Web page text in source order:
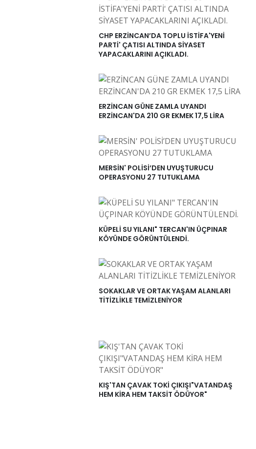
CHP ERZİNCAN’DA TOPLU İSTİFA'YENİ
PARTİ' ÇATISI ALTINDA SİYASET
YAPACAKLARINI AÇIKLADI.
ERZİNCAN GÜNE ZAMLA UYANDI
ERZİNCAN'DA 210 GR EKMEK 17,5 LİRA
MERSİN' POLİSİ’DEN UYUŞTURUCU
OPERASYONU 27 TUTUKLAMA
KÜPELİ SU YILANI" TERCAN'IN ÜÇPINAR
KÖYÜNDE GÖRÜNTÜLENDİ.
SOKAKLAR VE ORTAK YAŞAM ALANLARI
TİTİZLİKLE TEMİZLENİYOR
KIŞ'TAN ÇAVAK TOKİ ÇIKIŞI"VATANDAŞ
HEM KİRA HEM TAKSİT ÖDÜYOR"